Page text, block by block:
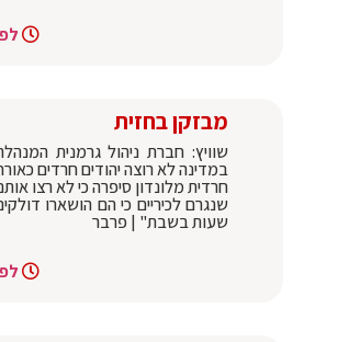
לפני
מבזקן בחזית
שוויץ: חברת ניהול גרמנית
במדינה לא רוצה יהודים חרדים
חרדית מלונדון סיפרה כי לא רצו
שעות בשבת" | פרבר
לפני